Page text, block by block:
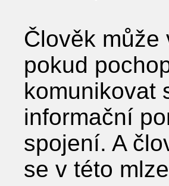
Člověk může
pokud
komunikovat
informační
spojení. A
se v této